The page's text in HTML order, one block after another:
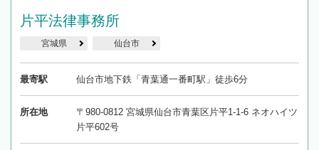
片平法律事務所
宮城県 仙台市
最寄駅 仙台市地下鉄「青葉通一番町駅」徒歩6分
所在地
〒980-0812 宮城県仙台市青葉区片平1-1-6 ネオハイツ
片平602号